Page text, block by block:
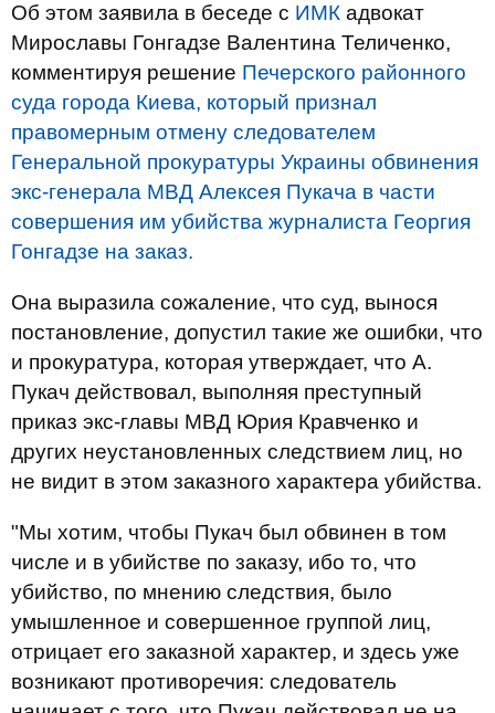
Об этом заявила в беседе с ИМК адвокат
Мирославы Гонгадзе Валентина Теличенко,
комментируя решение Печерского районного
суда города Киева, который признал
правомерным отмену следователем
Генеральной прокуратуры Украины обвинения
экс-генерала МВД Алексея Пукача в части
совершения им убийства журналиста Георгия
Гонгадзе на заказ.
Она выразила сожаление, что суд, вынося
постановление, допустил такие же ошибки, что
и прокуратура, которая утверждает, что А.
Пукач действовал, выполняя преступный
приказ экс-главы МВД Юрия Кравченко и
других неустановленных следствием лиц, но
не видит в этом заказного характера убийства.
"Мы хотим, чтобы Пукач был обвинен в том
числе и в убийстве по заказу, ибо то, что
убийство, по мнению следствия, было
умышленное и совершенное группой лиц,
отрицает его заказной характер, и здесь уже
возникают противоречия: следователь